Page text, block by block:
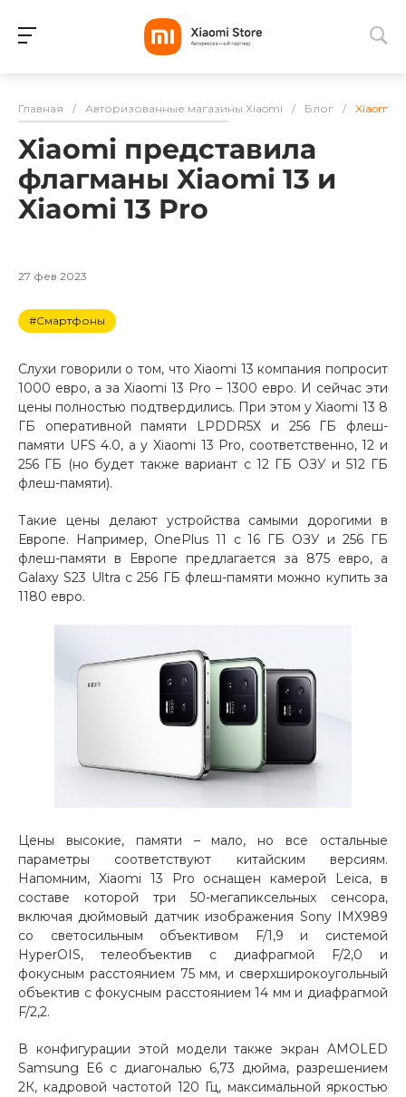
Разбейте
оплатуна части
без переплат
График платежей
Сегодня
Добавляйте товары
в корзину
Оплачивайте сегодня только
25% картой любого банка
Получайте товар
Оставшиеся 75% будут
с вашей карты
каждые 2 недели
25
раз в 2
недели
Остались вопросы?
8 800 302-02-51
plait.ru
Главная / Авторизованные магазины Xiaomi / Блог / Xiaomi
Xiaomi представила
флагманы Xiaomi 13 и
Xiaomi 13 Pro
27 фев 2023
#Смартфоны
Слухи говорили о том, что Xiaomi 13 компания попросит
1000 евро, а за Xiaomi 13 Pro – 1300 евро. И сейчас эти
цены полностью подтвердились. При этом у Xiaomi 13 8
ГБ оперативной памяти LPDDR5X и 256 ГБ флеш-
памяти UFS 4.0, а у Xiaomi 13 Pro, соответственно, 12 и
256 ГБ (но будет также вариант с 12 ГБ ОЗУ и 512 ГБ
флеш-памяти).
Такие цены делают устройства самыми дорогими в
Европе. Например, OnePlus 11 c 16 ГБ ОЗУ и 256 ГБ
флеш-памяти в Европе предлагается за 875 евро, а
Galaxy S23 Ultra с 256 ГБ флеш-памяти можно купить за
1180 евро.
Цены высокие, памяти – мало, но все остальные
параметры соответствуют китайским версиям.
Напомним, Xiaomi 13 Pro оснащен камерой Leica, в
составе которой три 50-мегапиксельных сенсора,
включая дюймовый датчик изображения Sony IMX989
со светосильным объективом F/1,9 и системой
HyperOIS, телеобъектив с диафрагмой F/2,0 и
фокусным расстоянием 75 мм, и сверхширокоугольный
объектив с фокусным расстоянием 14 мм и диафрагмой
F/2,2.
В конфигурации этой модели также экран AMOLED
Samsung E6 с диагональю 6,73 дюйма, разрешением
2К, кадровой частотой 120 Гц, максимальной яркостью